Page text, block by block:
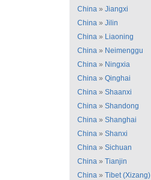
China » Jiangxi
China » Jilin
China » Liaoning
China » Neimenggu
China » Ningxia
China » Qinghai
China » Shaanxi
China » Shandong
China » Shanghai
China » Shanxi
China » Sichuan
China » Tianjin
China » Tibet (Xizang)